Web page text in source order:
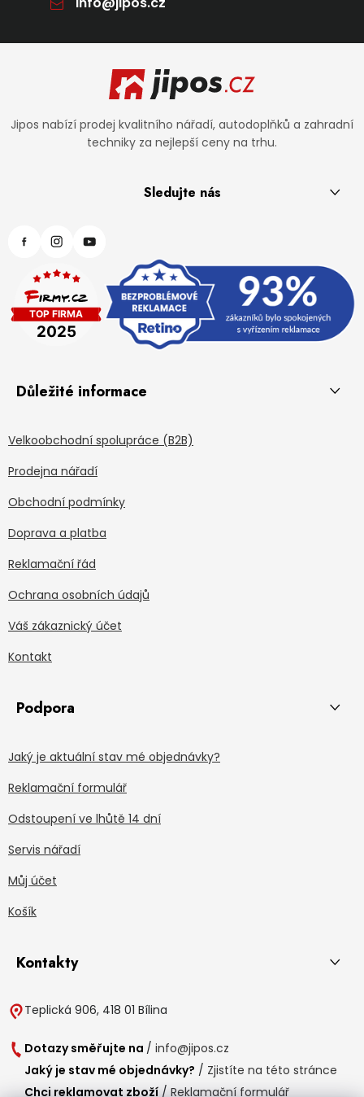
Jipos nabízí prodej kvalitního nářadí, autodoplňků a zahradní
techniky za nejlepší ceny na trhu.
Sledujte nás
Důležité informace
Velkoobchodní spolupráce (B2B)
Prodejna nářadí
Obchodní podmínky
Doprava a platba
Reklamační řád
Ochrana osobních údajů
Váš zákaznický účet
Kontakt
Podpora
Jaký je aktuální stav mé objednávky?
Reklamační formulář
Odstoupení ve lhůtě 14 dní
Servis nářadí
Můj účet
Košík
Kontakty
Teplická 906, 418 01 Bílina
Dotazy směřujte na / info@jipos.cz
Jaký je stav mé objednávky? / Zjistíte na této stránce
Chci reklamovat zboží / Reklamační formulář